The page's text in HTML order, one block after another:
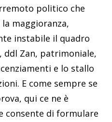
politico che
maggioranza,
instabile il quadro
ddl Zan, patrimoniale,
e lo stallo
E come sempre se
qui ce ne è
consente di formulare